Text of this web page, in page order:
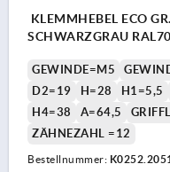
KLEMMHEBEL ECO
SCHWARZGRAU
GEWINDE=M5
D2=19
H=28 H1=5,5
H4=38
A=64,5
ZÄHNEZAHL =12
Bestellnummer: